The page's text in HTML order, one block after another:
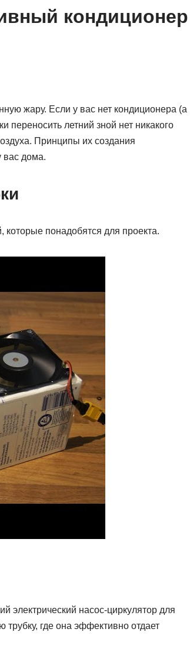
кондиционер
жару. Если у вас нет кондиционера (а
переносить летний зной нет никакого
Принципы их создания
вас дома.
которые понадобятся для проекта.
электрический насос-циркулятор для
где она эффективно отдает